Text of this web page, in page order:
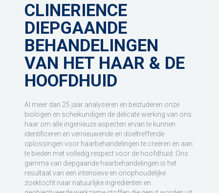
CLINERIENCE
DIEPGAANDE
BEHANDELINGEN
VAN HET HAAR & DE
HOOFDHUID
Al meer dan 25 jaar analyseren en bestuderen onze
biologen en scheikundigen de delicate werking van ons
haar om alle ingenieuze aspecten ervan te kunnen
identificeren en vernieuwende en doeltreffende
oplossingen voor haarbehandelingen te creëren en aan
te bieden met volledig respect voor de hoofdhuid. Ons
gamma van diepgaande haarbehandelingen is het
resultaat van een intensieve en onophoudelijke
zoektocht naar natuurlijke ingrediënten en